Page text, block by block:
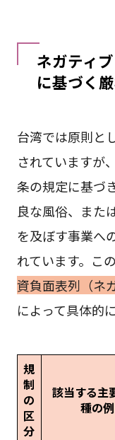
ネガティ
に基づく
台湾では原則と
されていますが
条の規定に基づ
良な風俗、また
を及ぼす事業へ
れています。こ
資負面表列（ネ
によって具体的
規
制
の
区
分
該当する主
種の例